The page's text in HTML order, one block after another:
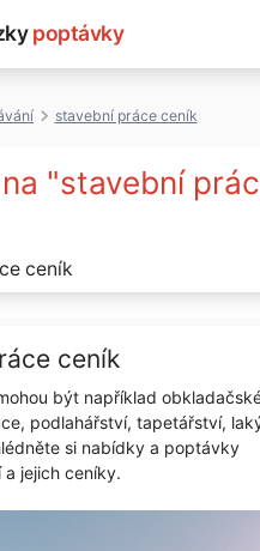
poptávky
stavební práce ceník
"stavební
ceník
být například
podlahářství, tapetářství,
si nabídky a poptávky
jejich ceníky.